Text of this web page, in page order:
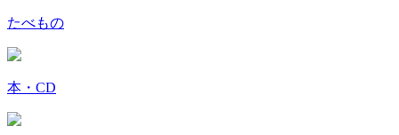
たべもの
本・CD